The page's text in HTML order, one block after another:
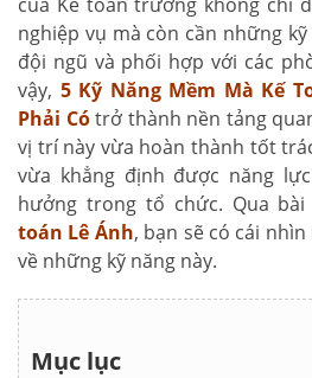
nghiệp vụ mà còn cần những
đội ngũ và phối hợp với các
vậy, 5 Kỹ Năng Mềm Mà Kế
Phải Cótrở thành nền tảng
vị trí này vừa hoàn thành tốt
vừa khẳng định được năng
hưởng trong tổ chức. Qua
toán Lê Ánh, bạn sẽ có cái
về những kỹ năng này.
Mục lục